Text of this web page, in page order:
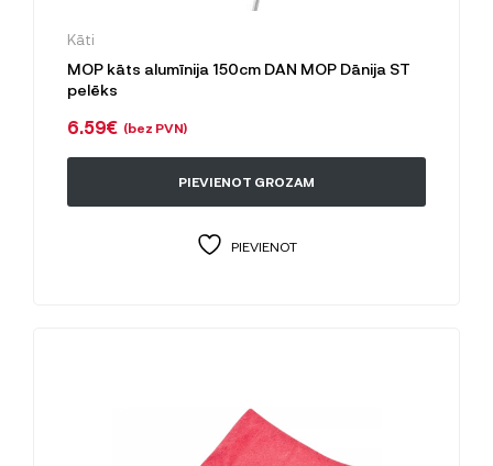
Kāti
MOP kāts alumīnija 150cm DAN MOP Dānija ST
pelēks
6.59€ (bez PVN)
PIEVIENOT GROZAM
PIEVIENOT